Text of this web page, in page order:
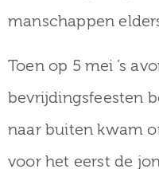
manschappen
Toen op 5 mei ’s
bevrijdingsfeesten
naar buiten kwam
voor het eerst de